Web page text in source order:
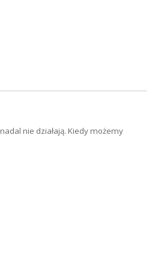
nie działają. Kiedy możemy